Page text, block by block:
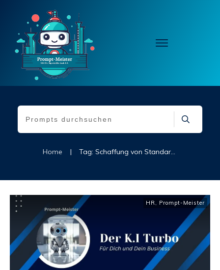
Home | Tag: Schaffung von Standards für die HR-Datenberichterstattung
HR, Prompt-Meister